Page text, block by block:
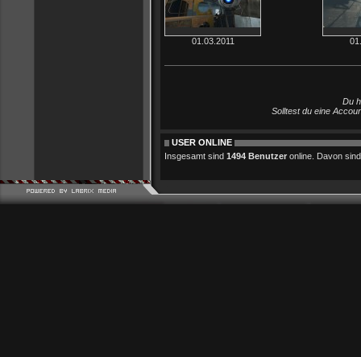
01.03.2011
Du
Solltest du eine
USER ONLINE
Insgesamt sind 1494 Benutzer online. Davon